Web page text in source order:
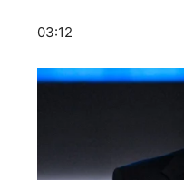
03:12